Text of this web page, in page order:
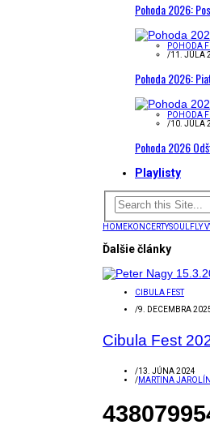
Pohoda 2026:
POHODA
/11. JÚLA
Pohoda 2026:
POHODA
/10. JÚLA
Pohoda 2026
Playlisty
HOMEKONCERTYSOULFLY
Ďalšie články
CIBULA FEST
/9. DECEMBRA
Cibula Fest
/13. JÚNA 2024
/MARTINA